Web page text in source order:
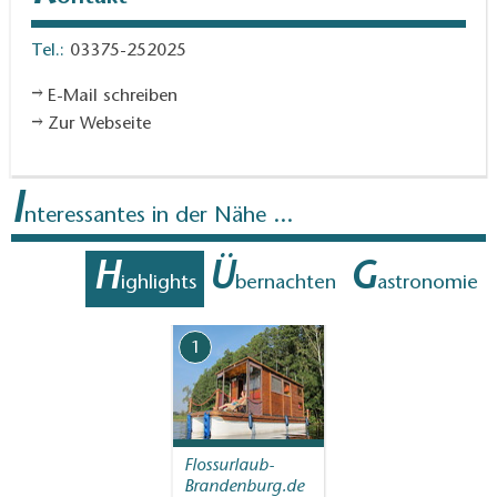
Strecke:
Badestellen am Wolziger See mit Spielplätzen und
Rastmöglichkeiten
Spielplatz und Hafen
Gaststätte Zur Fischerhütte Blossin
Rastplatz Storkower Kanal
Naturdenkmal Wurzelkiefer
Kombinationsmöglichkeiten:
Radeln und Rasten im Naturpark Dahme-
Radeln und Fliegen im Naturpark Dahme-
Tel.: 03375-252025
E-Mail schreiben
Zur Webseite
Interessantes in der Nähe ...
Highlights Übernachten Gastronomie
1
Flossurlaub-
Brandenburg.de